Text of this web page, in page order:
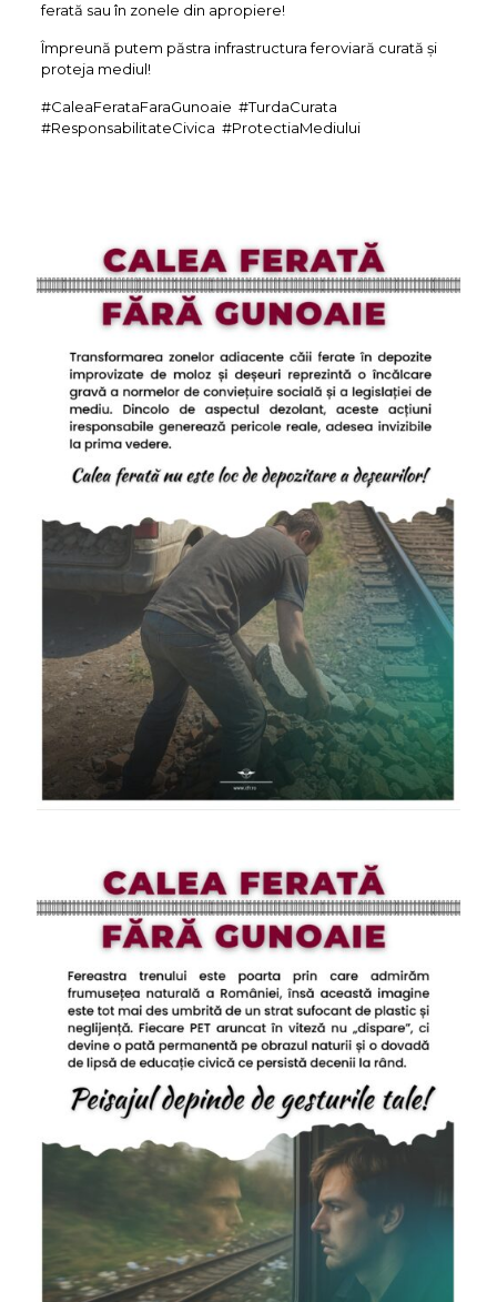
ferată sau în zonele din apropiere!
Împreună putem păstra infrastructura feroviară curată și
proteja mediul!
#CaleaFerataFaraGunoaie #TurdaCurata
#ResponsabilitateCivica #ProtectiaMediului